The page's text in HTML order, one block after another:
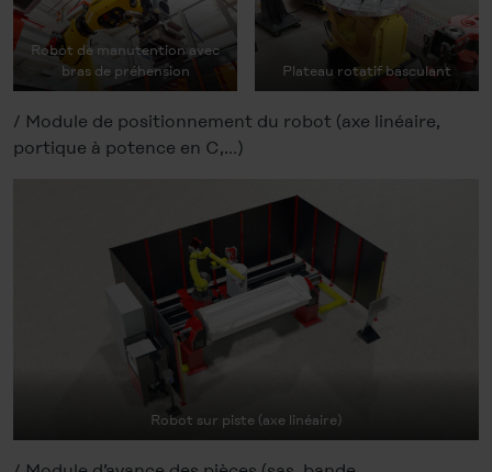
Robot de manutention avec
bras de préhension
Plateau rotatif basculant
/ Module de positionnement du robot (axe linéaire,
portique à potence en C,…)
Robot sur piste (axe linéaire)